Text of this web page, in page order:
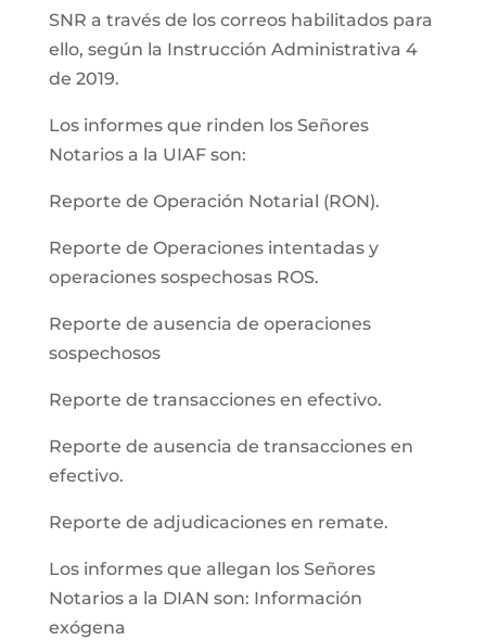
SNR a través de los correos habilitados para
ello, según la Instrucción Administrativa 4
de 2019.
Los informes que rinden los Señores
Notarios a la UIAF son:
Reporte de Operación Notarial (RON).
Reporte de Operaciones intentadas y
operaciones sospechosas ROS.
Reporte de ausencia de operaciones
sospechosos
Reporte de transacciones en efectivo.
Reporte de ausencia de transacciones en
efectivo.
Reporte de adjudicaciones en remate.
Los informes que allegan los Señores
Notarios a la DIAN son: Información
exógena